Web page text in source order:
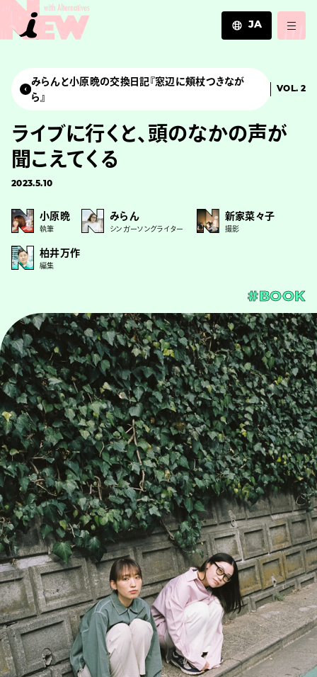
JA
EN
みらんと小原晩の交換日記『窓辺に頬杖つきなが
ら』
VOL. 2
ライブに行くと、頭のなかの声が
聞こえてくる
2023.5.10
小原晩
執筆
みらん
シンガーソングライター
新家菜々子
撮影
柏井万作
編集
#BOOK